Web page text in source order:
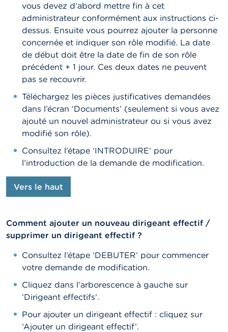
vous devez d’abord mettre fin à cet
administrateur conformément aux instructions ci-
dessus. Ensuite vous pourrez ajouter la personne
concernée et indiquer son rôle modifié. La date
de début doit être la date de fin de son rôle
précédent + 1 jour. Ces deux dates ne peuvent
pas se recouvrir.
Téléchargez les pièces justificatives demandées
dans l’écran ‘Documents’ (seulement si vous avez
ajouté un nouvel administrateur ou si vous avez
modifié son rôle).
Consultez l’étape ‘INTRODUIRE’ pour
l’introduction de la demande de modification.
Vers le haut
Comment ajouter un nouveau dirigeant effectif /
supprimer un dirigeant effectif ?
Consultez l’étape ‘DEBUTER’ pour commencer
votre demande de modification.
Cliquez dans l’arborescence à gauche sur
‘Dirigeant effectifs’.
Pour ajouter un dirigeant effectif : cliquez sur
‘Ajouter un dirigeant effectif’.